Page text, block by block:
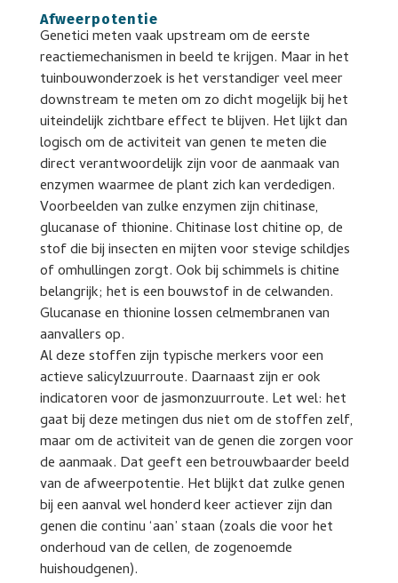
Afweerpotentie
Genetici meten vaak upstream om de eerste
reactiemechanismen in beeld te krijgen. Maar in het
tuinbouwonderzoek is het verstandiger veel meer
downstream te meten om zo dicht mogelijk bij het
uiteindelijk zichtbare effect te blijven. Het lijkt dan
logisch om de activiteit van genen te meten die
direct verantwoordelijk zijn voor de aanmaak van
enzymen waarmee de plant zich kan verdedigen.
Voorbeelden van zulke enzymen zijn chitinase,
glucanase of thionine. Chitinase lost chitine op, de
stof die bij insecten en mijten voor stevige schildjes
of omhullingen zorgt. Ook bij schimmels is chitine
belangrijk; het is een bouwstof in de celwanden.
Glucanase en thionine lossen celmembranen van
aanvallers op.
Al deze stoffen zijn typische merkers voor een
actieve salicylzuurroute. Daarnaast zijn er ook
indicatoren voor de jasmonzuurroute. Let wel: het
gaat bij deze metingen dus niet om de stoffen zelf,
maar om de activiteit van de genen die zorgen voor
de aanmaak. Dat geeft een betrouwbaarder beeld
van de afweerpotentie. Het blijkt dat zulke genen
bij een aanval wel honderd keer actiever zijn dan
genen die continu ‘aan’ staan (zoals die voor het
onderhoud van de cellen, de zogenoemde
huishoudgenen).